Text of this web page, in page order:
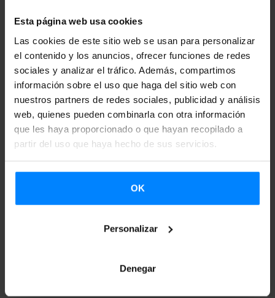
Esta página web usa cookies
Las cookies de este sitio web se usan para personalizar
el contenido y los anuncios, ofrecer funciones de redes
sociales y analizar el tráfico. Además, compartimos
información sobre el uso que haga del sitio web con
nuestros partners de redes sociales, publicidad y análisis
web, quienes pueden combinarla con otra información
que les haya proporcionado o que hayan recopilado a
partir del uso que haya hecho de sus servicios.
OK
Personalizar
Denegar
creadores/as de artes plásticas y visuales, música, danza y
teatro no haya concurrencia, tomando como base los
criterios de valoración que se han tenido en las
convocatorias de los últimos años, se puntuará en base a
los objetivos del Instituto, sabiendo que el objetivo
principal es apoyar todos los proyectos que cumplan estos
objetivos y las condiciones mínimas.
subvenciones serán los siguientes: la proyección o
prestigio que tenga el contexto donde se desarrollará la
actividad, el nivel de auto-financiación del proyecto, la